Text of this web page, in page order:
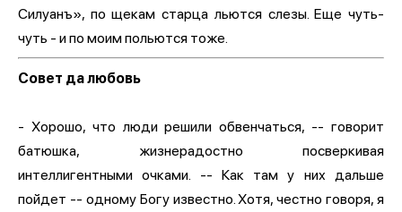
Силуанъ», по щекам старца льются слезы. Еще чуть-
чуть - и по моим польются тоже.
Совет да любовь
- Хорошо, что люди решили обвенчаться, -- говорит
батюшка, жизнерадостно посверкивая
интеллигентными очками. -- Как там у них дальше
пойдет -- одному Богу известно. Хотя, честно говоря, я